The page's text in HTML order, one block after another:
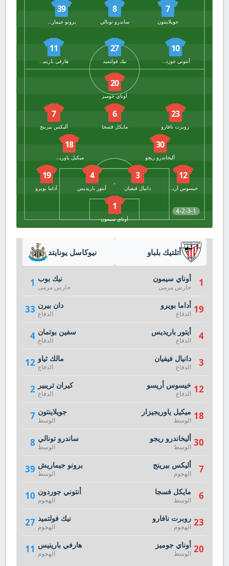
7
جويلاينتون
8
ساندرو تونالي
39
10
أنتوني جوردون
27
نيك فولتميد
11
هارفي بارينيس
4-2-3-1
20
أوناي جوميز
23
روبرت نافارو
6
مايكل فسجا
7
أليكس بيرينج
30
أليخاندرو ريجو
18
ميكيل ياوريجيزار
12
خيسوس أريسو
3
دانيال فيفيان
4
أيتور باريديس
19
أداما بويرو
1
أوناي سيمون
نيوكاسل يونايتد
1 نيك بوب
حارس مرمى
33 دان بيرن
الدفاع
4 سفين بوتمان
الدفاع
12 مالك ثياو
الدفاع
2 كيران تريبير
الدفاع
7 جويلاينتون
الوسط
8 ساندرو تونالي
الوسط
39 برونو جيماريش
الوسط
10 أنتوني جوردون
الهجوم
27 نيك فولتميد
الهجوم
11 هارفي بارينيس
الهجوم
أتلتيك بلباو
1 أوناي سيمون
حارس مرمى
19 أداما بويرو
الدفاع
4 أيتور باريديس
الدفاع
3 دانيال فيفيان
الدفاع
12 خيسوس أريسو
الدفاع
18 ميكيل ياوريجيزار
الوسط
30 أليخاندرو ريجو
الوسط
7 أليكس بيرينج
الهجوم
6 مايكل فسجا
الوسط
23 روبرت نافارو
الهجوم
20 أوناي جوميز
الوسط